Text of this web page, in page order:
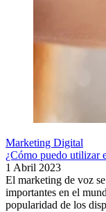
Marketing Digital
¿Cómo puedo utilizar
1 Abril 2023
El marketing de voz
importantes en el
popularidad de los